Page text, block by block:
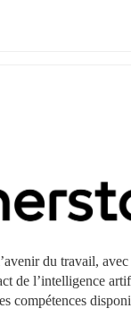
du travail,
de l’intelligence
compétences